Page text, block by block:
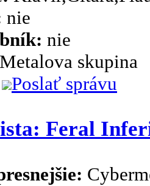
nie
nie
Metalova skupina
Poslať správu
Feral